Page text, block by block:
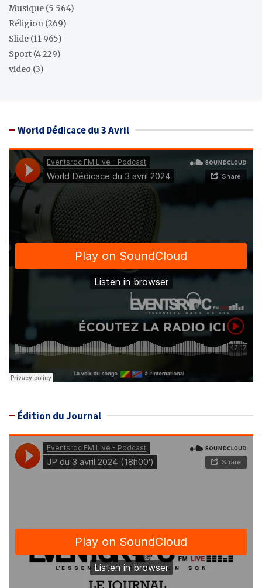
Musique (5 564)
Réligion (269)
Slide (11 965)
Sport (4 229)
video (3)
World Dédicace du 3 Avril
Édition du Journal